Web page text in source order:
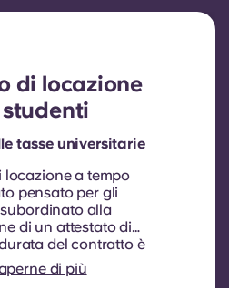
di locazione
tasse universitarie
locazione a tempo
pensato per gli
alla
di un attestato di
del contratto è
Il rinnovo non è
ma può essere
di più